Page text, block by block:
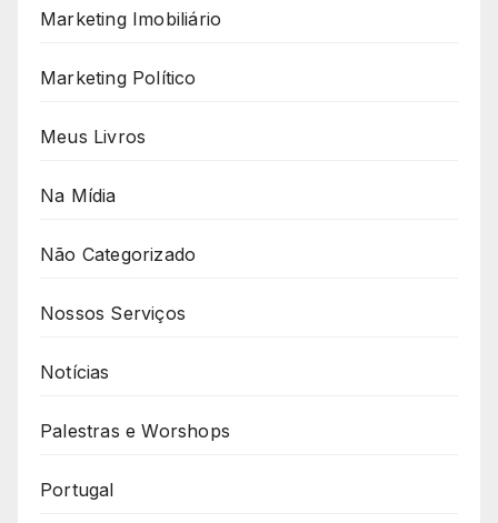
Marketing Imobiliário
Marketing Político
Meus Livros
Na Mídia
Não Categorizado
Nossos Serviços
Notícias
Palestras e Worshops
Portugal